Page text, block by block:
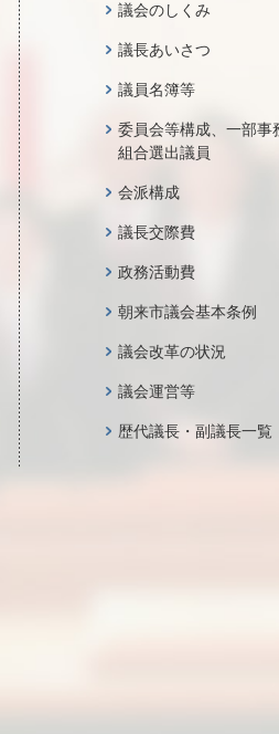
議会のしくみ
議長あいさつ
議員名簿等
委員会等構成、一部事
組合選出議員
会派構成
議長交際費
政務活動費
朝来市議会基本条例
議会改革の状況
議会運営等
歴代議長・副議長一覧